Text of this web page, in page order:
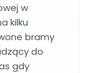
w
kilku
bramy
do
gdy